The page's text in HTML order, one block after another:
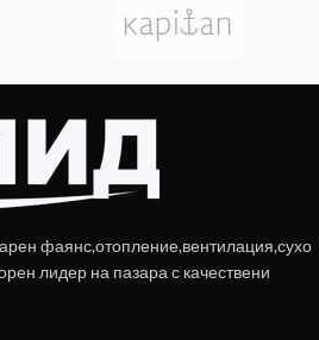
фаянс,отопление,вентилация,сухо
лидер на пазара с качествени